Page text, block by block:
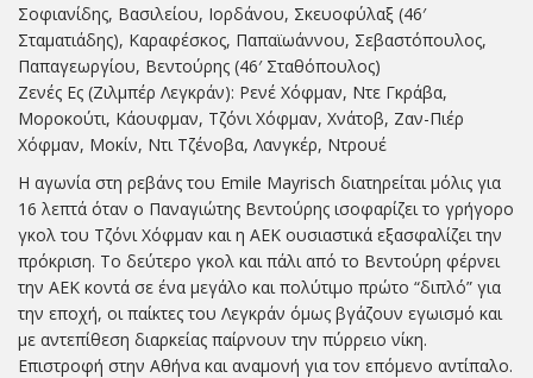
Σοφιανίδης, Βασιλείου, Ιορδάνου, Σκευοφύλαξ (46′
Σταματιάδης), Καραφέσκος, Παπαϊωάννου, Σεβαστόπουλος,
Παπαγεωργίου, Βεντούρης (46′ Σταθόπουλος)
Ζενές Ες (Ζιλμπέρ Λεγκράν): Ρενέ Χόφμαν, Ντε Γκράβα,
Μοροκούτι, Κάουφμαν, Τζόνι Χόφμαν, Χνάτοβ, Ζαν-Πιέρ
Χόφμαν, Μοκίν, Ντι Τζένοβα, Λανγκέρ, Ντρουέ
Η αγωνία στη ρεβάνς του Emile Mayrisch διατηρείται μόλις για
16 λεπτά όταν ο Παναγιώτης Βεντούρης ισοφαρίζει το γρήγορο
γκολ του Τζόνι Χόφμαν και η ΑΕΚ ουσιαστικά εξασφαλίζει την
πρόκριση. Το δεύτερο γκολ και πάλι από το Βεντούρη φέρνει
την ΑΕΚ κοντά σε ένα μεγάλο και πολύτιμο πρώτο “διπλό” για
την εποχή, οι παίκτες του Λεγκράν όμως βγάζουν εγωισμό και
με αντεπίθεση διαρκείας παίρνουν την πύρρειο νίκη.
Επιστροφή στην Αθήνα και αναμονή για τον επόμενο αντίπαλο.